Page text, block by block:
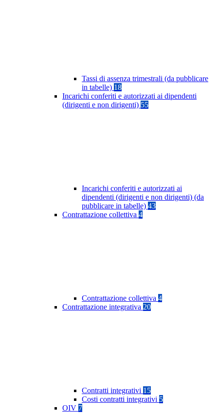
Tassi di assenza trimestrali (da pubblicare
in tabelle) 18
Incarichi conferiti e autorizzati ai dipendenti
(dirigenti e non dirigenti) 55
Incarichi conferiti e autorizzati ai
dipendenti (dirigenti e non dirigenti) (da
pubblicare in tabelle) 43
Contrattazione collettiva 4
Contrattazione collettiva 4
Contrattazione integrativa 20
Contratti integrativi 15
Costi contratti integrativi 5
OIV 7